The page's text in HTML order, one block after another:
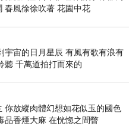
春風徐徐吹著 花園中花
宇宙的日月星辰 有風有歌有浪有
聽 千萬道拍打而來的
你放縱肉體幻想如花似玉的國色
品香煙大麻 在恍惚之間瞥